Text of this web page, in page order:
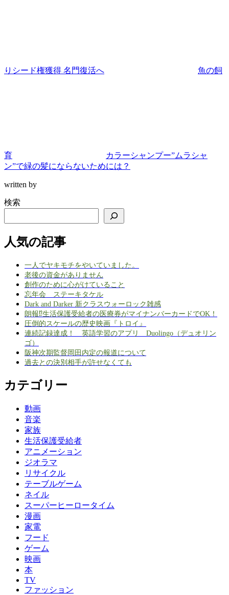
りシード権獲得 名門復活へ 魚の飼
育
カラーシャンプー”ムラシャ
ン”で緑の髪にならないためには？
written by
検索
人気の記事
一人でヤキモチをやいていました。
老後の資金がありません
創作のために心がけていること
忘年会 ステーキタケル
Dark and Darker 新クラスウォーロック雑感
朗報⁉生活保護受給者の医療券がマイナンバーカードでOK！
圧倒的スケールの歴史映画『トロイ』
連続記録達成！ 英語学習のアプリ Duolingo（デュオリン
ゴ）
阪神次期監督岡田内定の報道について
過去との決別相手が許せなくても
カテゴリー
動画
音楽
家族
生活保護受給者
アニメーション
ジオラマ
リサイクル
テーブルゲーム
ネイル
スーパーヒーロータイム
漫画
家電
フード
ゲーム
映画
本
TV
ファッション